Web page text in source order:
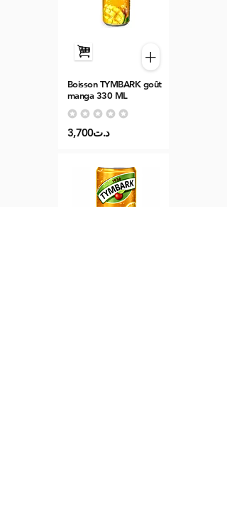
+
Boisson TYMBARK goût
manga 330 ML
Aucune note pour le moment
3,700د.ت